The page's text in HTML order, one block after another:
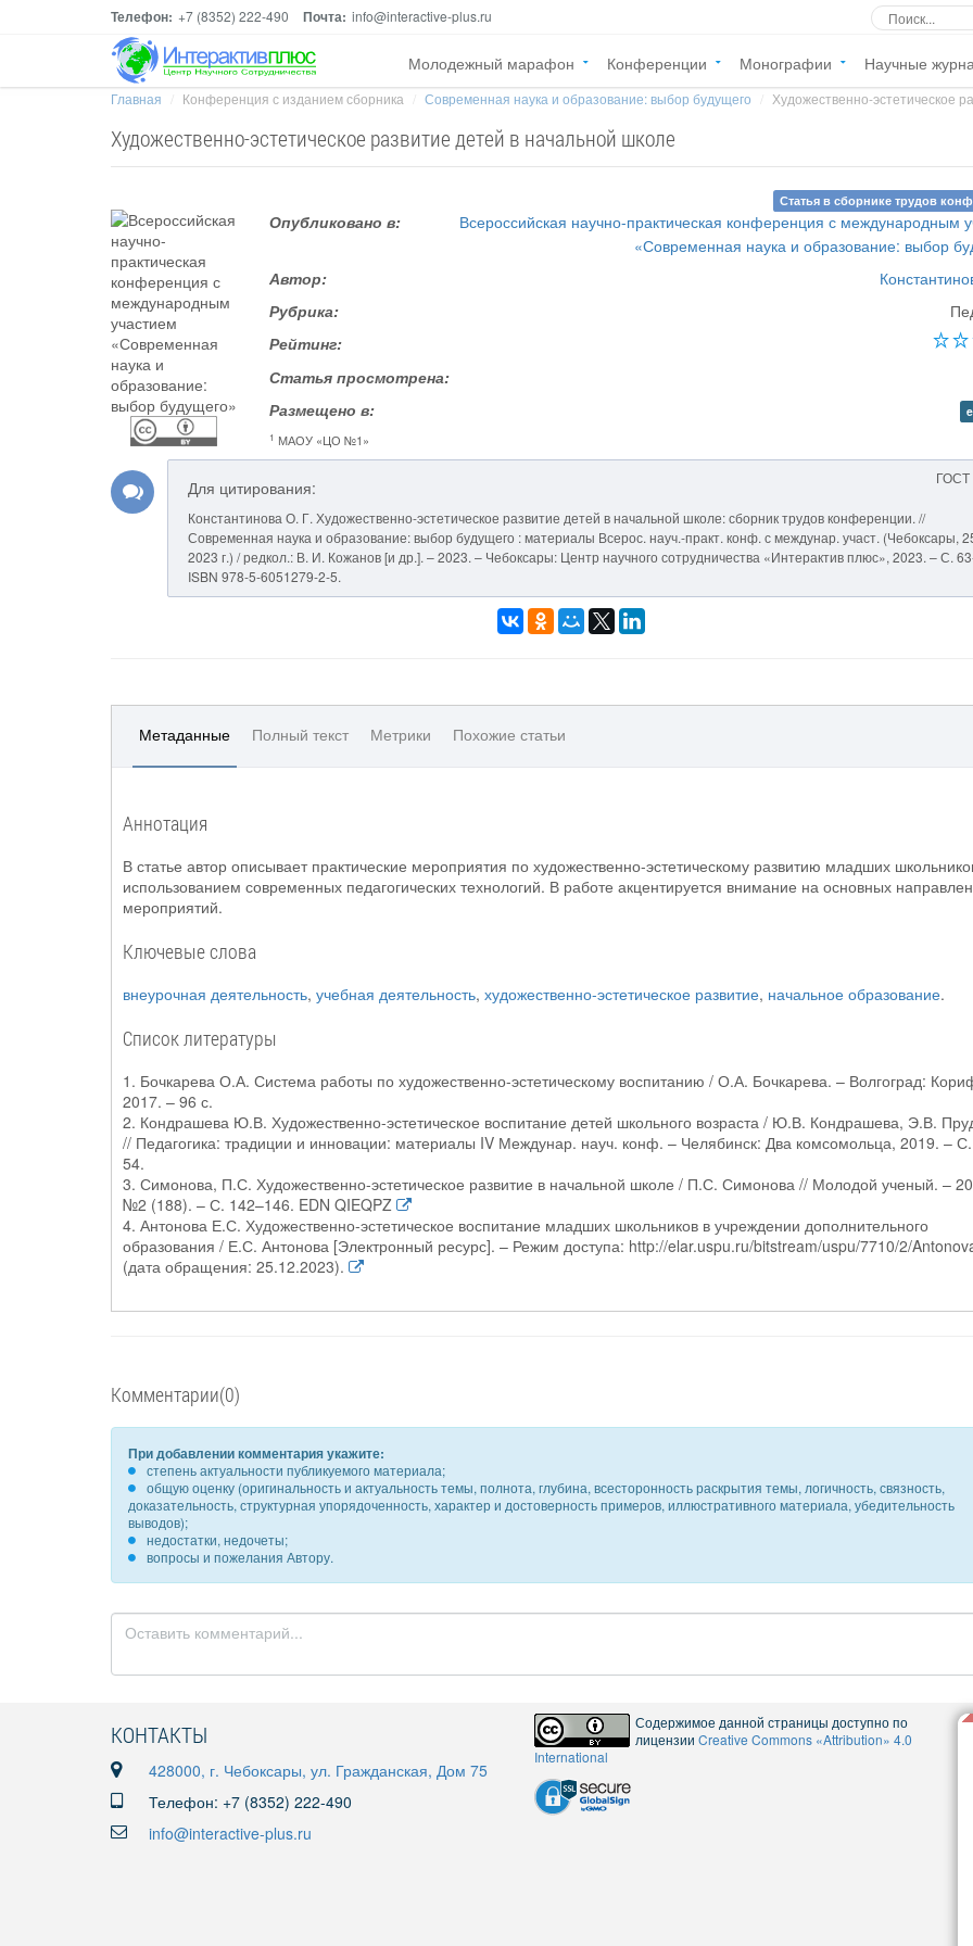
Телефон: +7 (8352) 222-490 Почта: info@interactive-plus.ru
Молодежный марафон Конференции Монографии Научные
Главная Конференция с изданием сборника Современная наука и образование: выбор будущего Художественно-эстетическое
Художественно-эстетическое развитие детей в начальной школе
Статья в сборнике трудов
Опубликовано в:
Всероссийская научно-практическая конференция с международным
«Современная наука и образование: выбор
Автор:
Рубрика:
Рейтинг:
Статья просмотрена:
Размещено в:
1 МАОУ «ЦО №1»
ГОСТ
Для цитирования:
Константинова О. Г. Художественно-эстетическое развитие детей в начальной школе: сборник трудов конференции. //
Современная наука и образование: выбор будущего : материалы Всерос. науч.-практ. конф. с междунар. участ. (Чебоксары,
2023 г.) / редкол.: В. И. Кожанов [и др.]. – 2023. – Чебоксары: Центр научного сотрудничества «Интерактив плюс», 2023. – С.
ISBN 978-5-6051279-2-5.
Метаданные Полный текст Метрики Похожие статьи
Аннотация
В статье автор описывает практические мероприятия по художественно-эстетическому развитию младших
использованием современных педагогических технологий. В работе акцентируется внимание на основных
мероприятий.
Ключевые слова
внеурочная деятельность, учебная деятельность, художественно-эстетическое развитие, начальное образование.
Список литературы
1. Бочкарева О.А. Система работы по художественно-эстетическому воспитанию / О.А. Бочкарева. – Волгоград:
2017. – 96 с.
2. Кондрашева Ю.В. Художественно-эстетическое воспитание детей школьного возраста / Ю.В. Кондрашева, Э.В.
// Педагогика: традиции и инновации: материалы IV Междунар. науч. конф. – Челябинск: Два комсомольца, 2019. –
54.
3. Симонова, П.С. Художественно-эстетическое развитие в начальной школе / П.С. Симонова // Молодой ученый. –
№2 (188). – С. 142–146. EDN QIEQPZ
4. Антонова Е.С. Художественно-эстетическое воспитание младших школьников в учреждении дополнительного
образования / Е.С. Антонова [Электронный ресурс]. – Режим доступа: http://elar.uspu.ru/bitstream/uspu/7710/2/
(дата обращения: 25.12.2023).
Комментарии(0)
При добавлении комментария укажите:
степень актуальности публикуемого материала;
общую оценку (оригинальность и актуальность темы, полнота, глубина, всесторонность раскрытия темы, логичность, связность,
доказательность, структурная упорядоченность, характер и достоверность примеров, иллюстративного материала, убедительность
выводов);
недостатки, недочеты;
вопросы и пожелания Автору.
КОНТАКТЫ
428000, г. Чебоксары, ул. Гражданская, Дом 75
Телефон: +7 (8352) 222-490
info@interactive-plus.ru
Содержимое данной страницы доступно по
лицензии Creative Commons «Attribution» 4.0
International